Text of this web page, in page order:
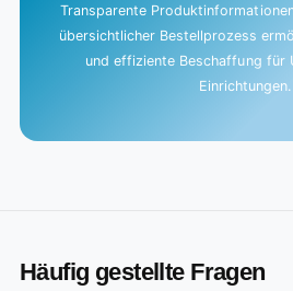
Transparente
übersichtlicher Bestellprozess
und effiziente Beschaffung für
Einrichtungen.
Häufig gestellte Fragen